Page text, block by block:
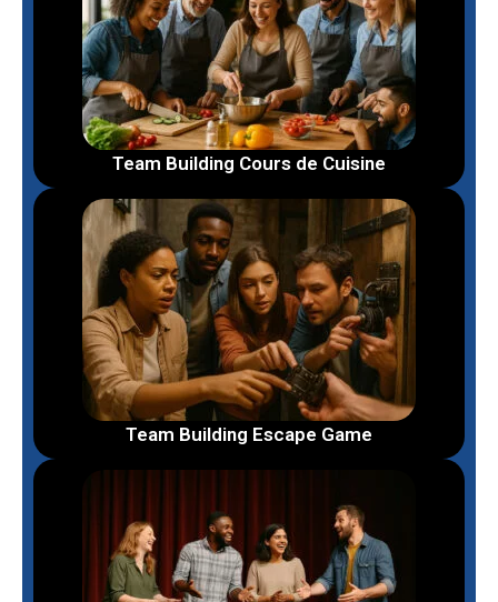
Team Building Cours de Cuisine
Team Building Escape Game